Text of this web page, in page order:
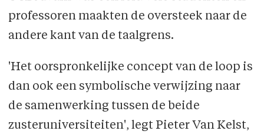
professoren maakten de oversteek naar de
andere kant van de taalgrens.
'Het oorspronkelijke concept van de loop is
dan ook een symbolische verwijzing naar
de samenwerking tussen de beide
zusteruniversiteiten', legt Pieter Van Kelst,